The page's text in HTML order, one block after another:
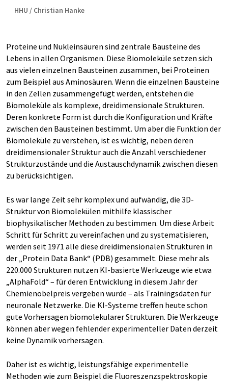
HHU / Christian Hanke
Proteine und Nukleinsäuren sind zentrale Bausteine des
Lebens in allen Organismen. Diese Biomoleküle setzen sich
aus vielen einzelnen Bausteinen zusammen, bei Proteinen
zum Beispiel aus Aminosäuren. Wenn die einzelnen Bausteine
in den Zellen zusammengefügt werden, entstehen die
Biomoleküle als komplexe, dreidimensionale Strukturen.
Deren konkrete Form ist durch die Konfiguration und Kräfte
zwischen den Bausteinen bestimmt. Um aber die Funktion der
Biomoleküle zu verstehen, ist es wichtig, neben deren
dreidimensionaler Struktur auch die Anzahl verschiedener
Strukturzustände und die Austauschdynamik zwischen diesen
zu berücksichtigen.
Es war lange Zeit sehr komplex und aufwändig, die 3D-
Struktur von Biomolekülen mithilfe klassischer
biophysikalischer Methoden zu bestimmen. Um diese Arbeit
Schritt für Schritt zu vereinfachen und zu systematisieren,
werden seit 1971 alle diese dreidimensionalen Strukturen in
der „Protein Data Bank“ (PDB) gesammelt. Diese mehr als
220.000 Strukturen nutzen KI-basierte Werkzeuge wie etwa
„AlphaFold“ – für deren Entwicklung in diesem Jahr der
Chemienobelpreis vergeben wurde – als Trainingsdaten für
neuronale Netzwerke. Die KI-Systeme treffen heute schon
gute Vorhersagen biomolekularer Strukturen. Die Werkzeuge
können aber wegen fehlender experimenteller Daten derzeit
keine Dynamik vorhersagen.
Daher ist es wichtig, leistungsfähige experimentelle
Methoden wie zum Beispiel die Fluoreszenzspektroskopie